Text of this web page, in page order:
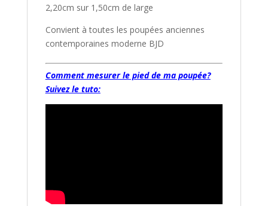
2,20cm sur 1,50cm de large
Convient à toutes les poupées anciennes
contemporaines moderne BJD
Comment mesurer le pied de ma poupée?
Suivez le tuto: